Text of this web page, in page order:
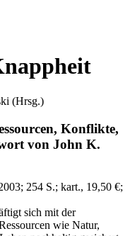
(Hrsg.)
Konflikte,
von John K.
; 254 S.; kart., 19,50 €;
sich mit der
wie Natur,